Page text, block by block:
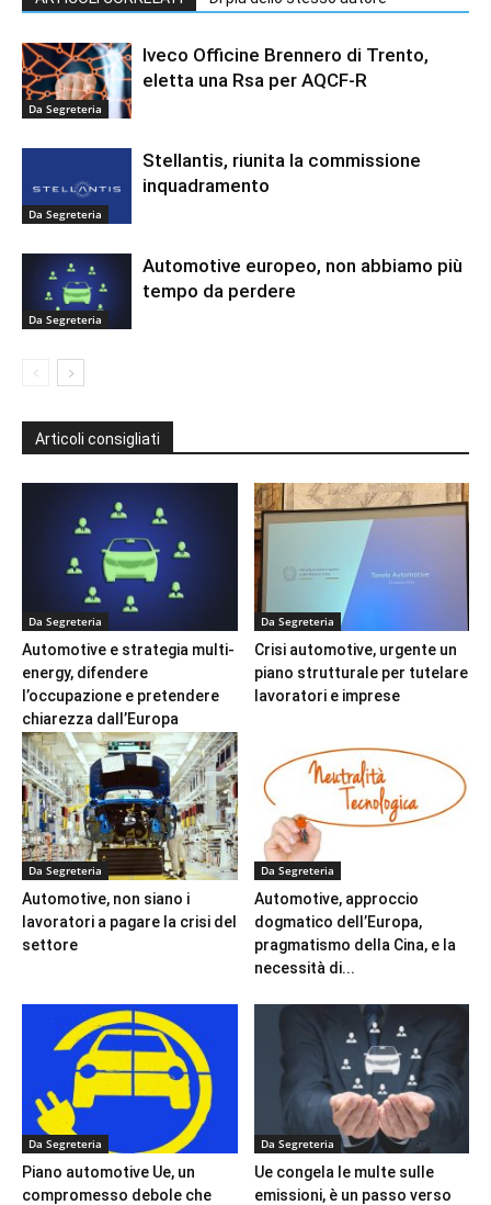
Da Segreteria
Iveco Officine Brennero di Trento,
eletta una Rsa per AQCF-R
Da Segreteria
Stellantis, riunita la commissione
inquadramento
Da Segreteria
Automotive europeo, non abbiamo più
tempo da perdere
Articoli consigliati
Da Segreteria
Automotive e strategia multi-
energy, difendere
l’occupazione e pretendere
chiarezza dall’Europa
Da Segreteria
Crisi automotive, urgente un
piano strutturale per tutelare
lavoratori e imprese
Da Segreteria
Automotive, non siano i
lavoratori a pagare la crisi del
settore
Da Segreteria
Automotive, approccio
dogmatico dell’Europa,
pragmatismo della Cina, e la
necessità di...
Da Segreteria
Piano automotive Ue, un
compromesso debole che
Da Segreteria
Ue congela le multe sulle
emissioni, è un passo verso